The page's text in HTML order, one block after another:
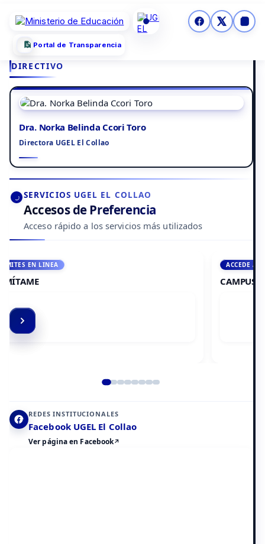
Portal de Transparencia
DIRECTIVO
Dra. Norka Belinda Ccori Toro
Directora UGEL El Collao
SERVICIOS UGEL EL COLLAO
Accesos de Preferencia
Acceso rápido a los servicios más utilizados
ACCEDE A AULA VIRTUAL
CAMPUS VIRTUAL
REDES INSTITUCIONALES
Facebook UGEL El Collao
Ver página en Facebook